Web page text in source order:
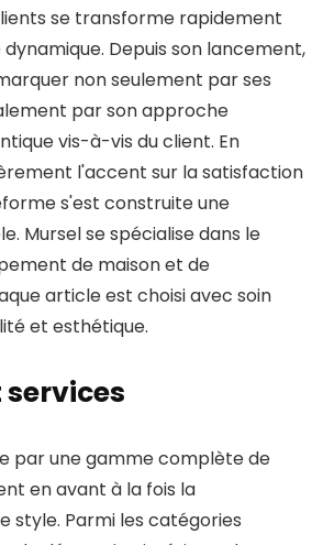
se transforme rapidement
Depuis son lancement,
non seulement par ses
par son approche
vis-à-vis du client. En
l'accent sur la satisfaction
s'est construite une
Mursel se spécialise dans le
de maison et de
article est choisi avec soin
et esthétique.
par une gamme complète de
en avant à la fois la
style. Parmi les catégories